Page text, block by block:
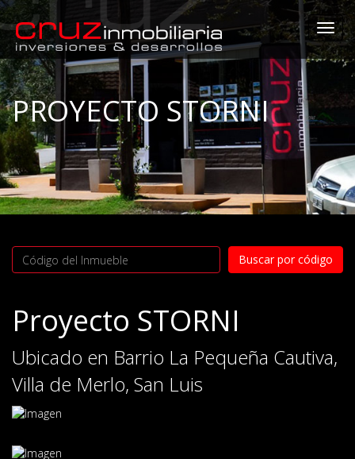
PROYECTO STORNI
Proyecto STORNI
Ubicado en Barrio La Pequeña Cautiva,
Villa de Merlo, San Luis